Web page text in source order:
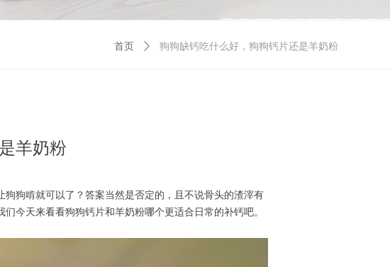
羊奶粉
狗啃就可以了？答案当然是否定的，且不说骨头的渣滓有
今天来看看狗狗钙片和羊奶粉哪个更适合日常的补钙吧。
首页 ꄲ 狗狗缺钙吃什么好，狗狗钙片还是羊奶粉